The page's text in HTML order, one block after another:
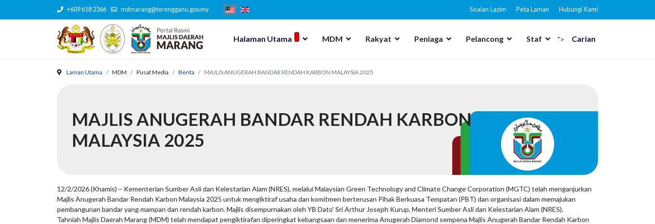
+609 618 2366 mdmarang@terengganu.gov.my Soalan Lazim Peta Laman Hubungi Kami
Halaman Utama MDM Rakyat Peniaga Pelancong Staf "> Carian
Laman Utama MDM Pusat Media Berita MAJLIS ANUGERAH BANDAR RENDAH KARBON MALAYSIA 2025
MAJLIS ANUGERAH BANDAR RENDAH KARBON
MALAYSIA 2025
12/2/2026 (Khamis) – Kementerian Sumber Asli dan Kelestarian Alam (NRES), melalui Malaysian Green Technology and Climate Change Corporation (MGTC) telah menganjurkan
Majlis Anugerah Bandar Rendah Karbon Malaysia 2025 untuk mengiktiraf usaha dan komitmen berterusan Pihak Berkuasa Tempatan (PBT) dan organisasi dalam memajukan
pembangunan bandar yang mampan dan rendah karbon. Majlis disempurnakan oleh YB Dato' Sri Arthur Joseph Kurup, Menteri Sumber Asli dan Kelestarian Alam (NRES).
Tahniah Majlis Daerah Marang (MDM) telah mendapat pengiktirafan diperingkat kebangsaan dan menerima Anugerah Diamond sempena Majlis Anugerah Bandar Rendah Karbon